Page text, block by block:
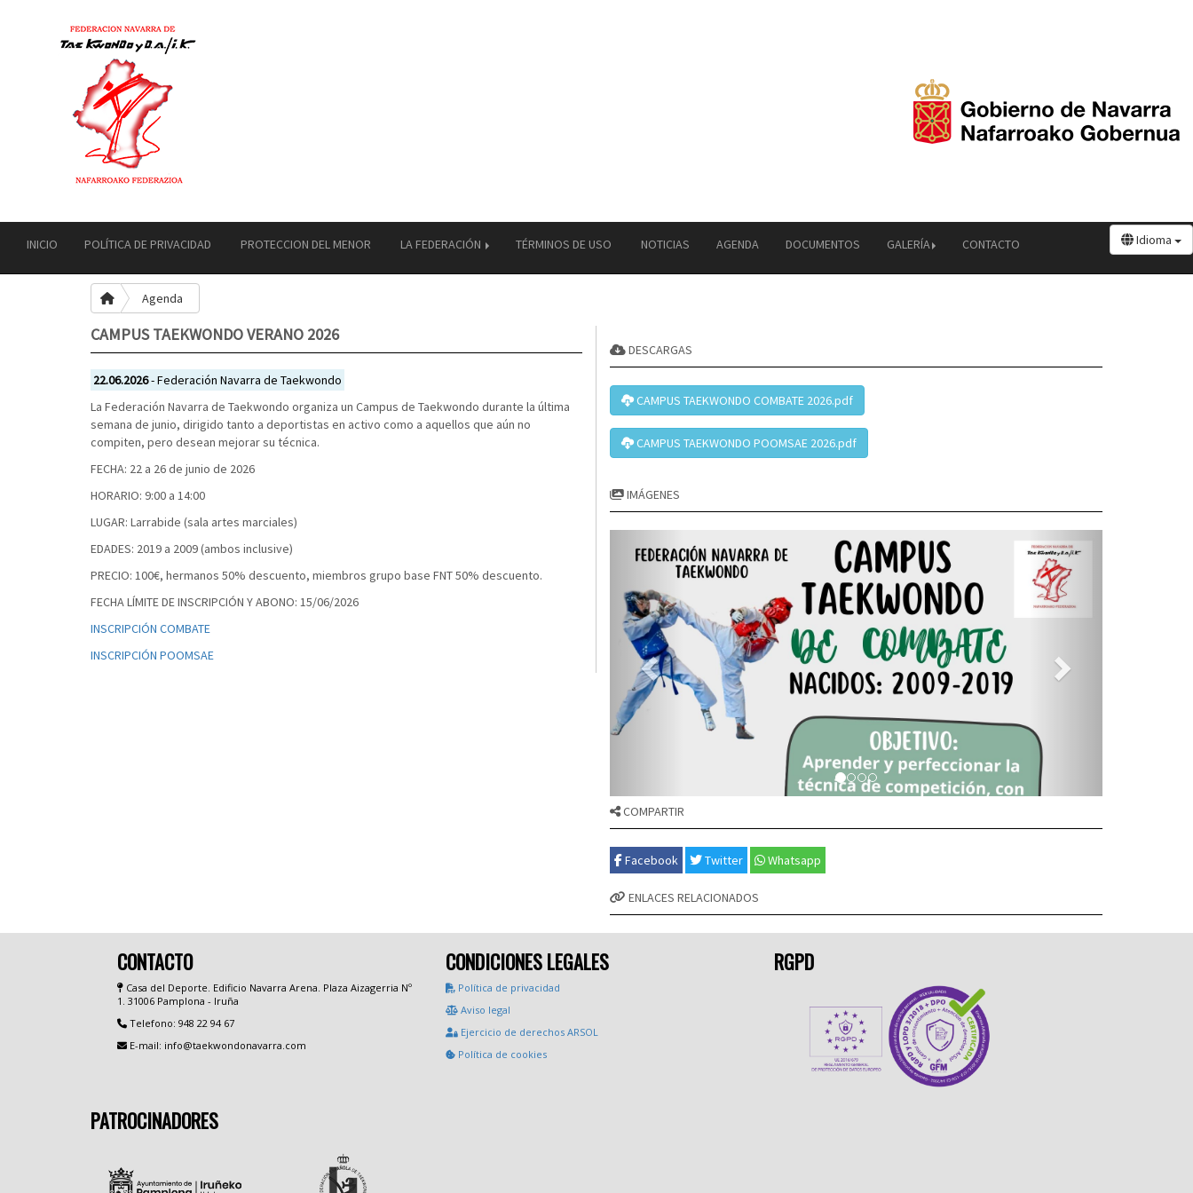
INICIO POLÍTICA DE PRIVACIDAD PROTECCION DEL MENOR LA FEDERACIÓN TÉRMINOS DE USO NOTICIAS AGENDA DOCUMENTOS GALERÍA CONTACTO Idioma
Agenda
CAMPUS TAEKWONDO VERANO 2026
22.06.2026- Federación Navarra de Taekwondo
La Federación Navarra de Taekwondo organiza un Campus de Taekwondo durante la última
semana de junio, dirigido tanto a deportistas en activo como a aquellos que aún no
compiten, pero desean mejorar su técnica.
FECHA: 22 a 26 de junio de 2026
HORARIO: 9:00 a 14:00
LUGAR: Larrabide (sala artes marciales)
EDADES: 2019 a 2009 (ambos inclusive)
PRECIO: 100€, hermanos 50% descuento, miembros grupo base FNT 50% descuento.
FECHA LÍMITE DE INSCRIPCIÓN Y ABONO: 15/06/2026
INSCRIPCIÓN COMBATE
INSCRIPCIÓN POOMSAE
DESCARGAS
CAMPUS TAEKWONDO COMBATE 2026.pdf
CAMPUS TAEKWONDO POOMSAE 2026.pdf
IMÁGENES
COMPARTIR
Facebook Twitter Whatsapp
ENLACES RELACIONADOS
CONTACTO
Casa del Deporte. Edificio Navarra Arena. Plaza Aizagerria Nº
1. 31006 Pamplona - Iruña
Telefono: 948 22 94 67
E-mail: info@taekwondonavarra.com
CONDICIONES LEGALES
Política de privacidad
Aviso legal
Ejercicio de derechos ARSOL
Política de cookies
RGPD
PATROCINADORES